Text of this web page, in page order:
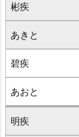
彬疾
あきと
碧疾
あおと
明疾